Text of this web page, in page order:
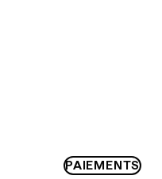
PAIEMENTS